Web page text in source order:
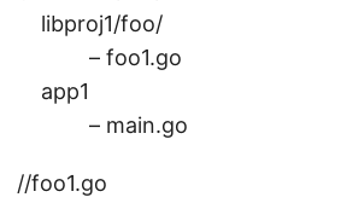
libproj1/foo/
– foo1.go
app1
– main.go
//foo1.go